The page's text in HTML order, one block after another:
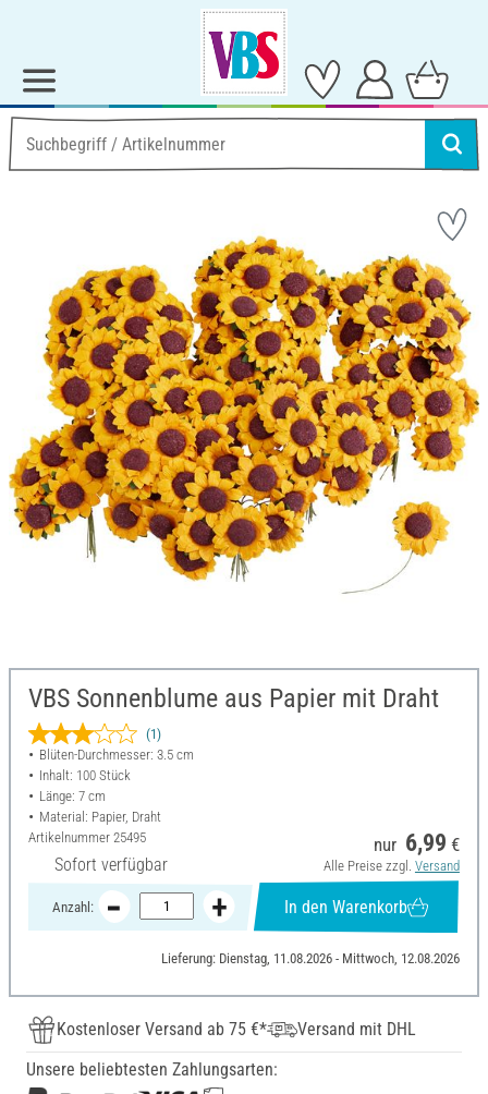
VBS Sonnenblume aus Papier mit Draht
(1)
Blüten-Durchmesser: 3.5 cm
Inhalt: 100 Stück
Länge: 7 cm
Material: Papier, Draht
Artikelnummer 25495
Sofort verfügbar
nur 6,99 €
Alle Preise zzgl. Versand
Anzahl: In den Warenkorb
Lieferung: Dienstag, 11.08.2026 - Mittwoch, 12.08.2026
Kostenloser Versand ab 75 €*
Versand mit DHL
Unsere beliebtesten Zahlungsarten: